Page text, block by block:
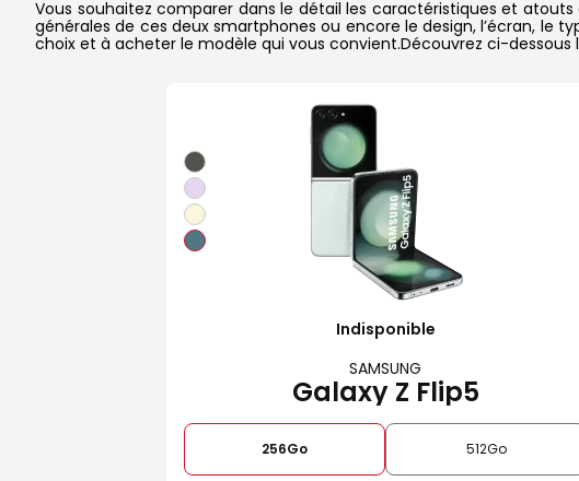
Vous souhaitez comparer dans le détail les caractéristiques et atouts
générales de ces deux smartphones ou encore le design, l’écran, le
choix et à acheter le modèle qui vous convient.Découvrez ci-
Indisponible
SAMSUNG
Galaxy Z Flip5
256Go 512Go